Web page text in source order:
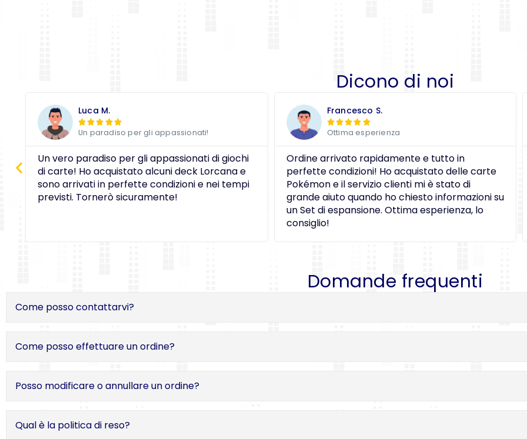
Dicono di noi
Luca M.
 
Un paradiso per gli appassionati!
Un vero paradiso per gli appassionati di giochi
di carte! Ho acquistato alcuni deck Lorcana e
sono arrivati in perfette condizioni e nei tempi
previsti. Tornerò sicuramente!
Francesco S.
 
Ottima esperienza
Ordine arrivato rapidamente e tutto in
perfette condizioni! Ho acquistato delle carte
Pokémon e il servizio clienti mi è stato di
grande aiuto quando ho chiesto informazioni su
un Set di espansione. Ottima esperienza, lo
consiglio!
Domande frequenti
Come posso contattarvi?
Come posso effettuare un ordine?
Posso modificare o annullare un ordine?
Qual è la politica di reso?